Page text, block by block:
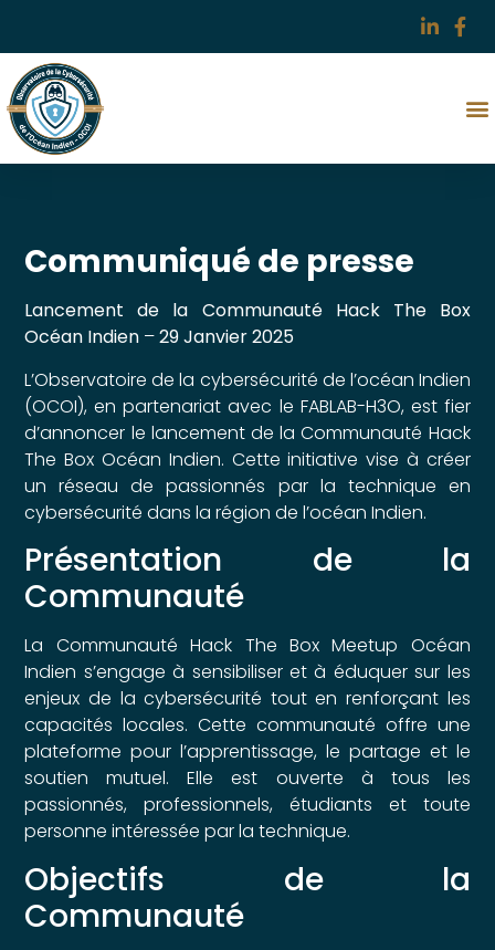
Communiqué de presse
Lancement de la Communauté Hack The Box
Océan Indien –29 Janvier 2025
L’Observatoire de la cybersécurité de l’océan Indien
(OCOI), en partenariat avec le FABLAB-H3O, est fier
d’annoncer le lancement de la Communauté Hack
The Box Océan Indien. Cette initiative vise à créer
un réseau de passionnés par la technique en
cybersécurité dans la région de l’océan Indien.
Présentation de la
Communauté
La Communauté Hack The Box Meetup Océan
Indien s’engage à sensibiliser et à éduquer sur les
enjeux de la cybersécurité tout en renforçant les
capacités locales. Cette communauté offre une
plateforme pour l’apprentissage, le partage et le
soutien mutuel. Elle est ouverte à tous les
passionnés, professionnels, étudiants et toute
personne intéressée par la technique.
Objectifs de la
Communauté